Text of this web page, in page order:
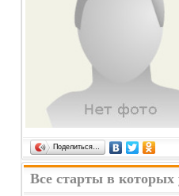
Поделиться…
Все старты в которых